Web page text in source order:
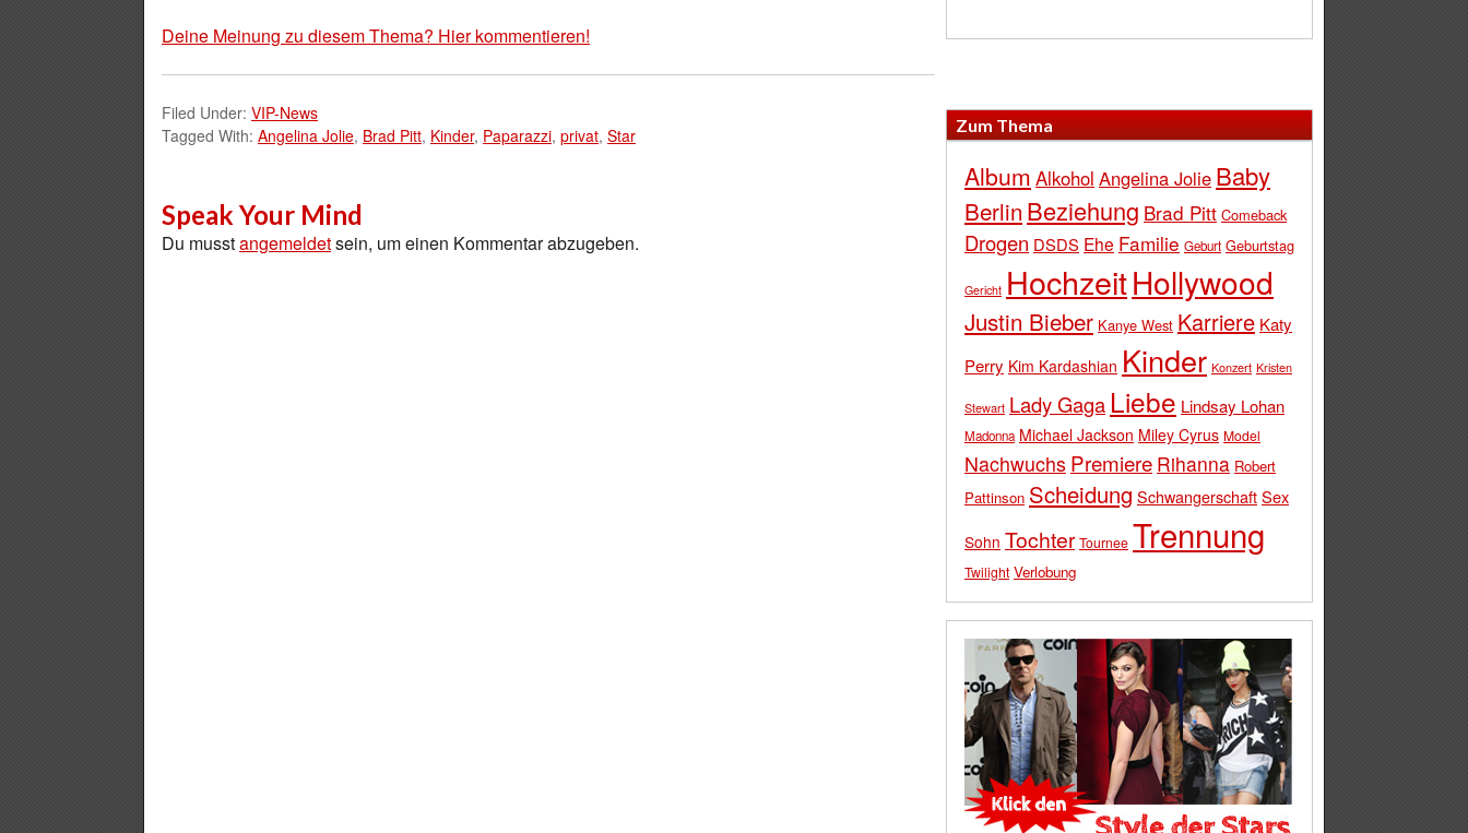
Deine Meinung zu diesem Thema? Hier kommentieren!
Filed Under: VIP-News
Tagged With: Angelina Jolie, Brad Pitt, Kinder, Paparazzi, privat, Star
Speak Your Mind
Du musstangemeldetsein, um einen Kommentar abzugeben.
Zum Thema
Album Alkohol Angelina Jolie Baby
Berlin Beziehung Brad Pitt Comeback
Drogen DSDS Ehe Familie Geburt Geburtstag
Gericht HochzeitHollywood
Justin Bieber Kanye West Karriere Katy
Perry Kim Kardashian Kinder Konzert Kristen
Stewart Lady Gaga Liebe Lindsay Lohan
Madonna Michael Jackson Miley Cyrus Model
Nachwuchs Premiere Rihanna Robert
Pattinson Scheidung SchwangerschaftSex
Sohn Tochter Tournee Trennung
Twilight Verlobung